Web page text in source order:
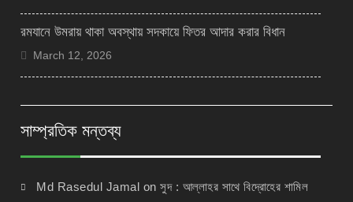
রমযানে উমরায় থাকা অবস্থায় সদকায়ে ফিতর আদার করার বিধান
March 12, 2026
সাম্প্রতিক মন্তব্য
Md Rasedul Jamal onসুদ : আল্লাহর সাথে বিদ্রোহের শামিল